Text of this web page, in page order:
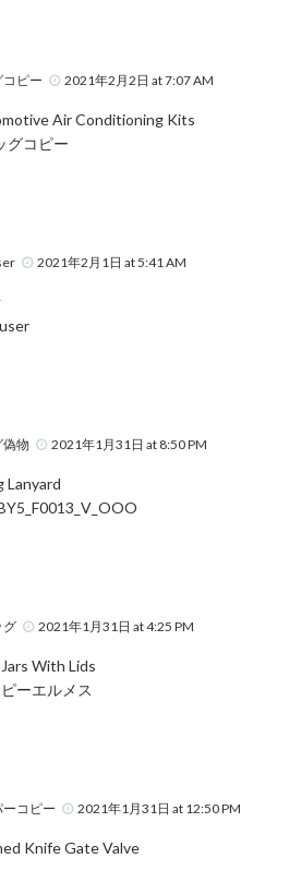
ピー 2021年2月2日 at 7:07 AM
Air Conditioning Kits
グコピー
2021年2月1日 at 5:41 AM
物 2021年1月31日 at 8:50 PM
Lanyard
グ 2021年1月31日 at 4:25 PM
With Lids
ーエルメス
コピー 2021年1月31日 at 12:50 PM
Knife Gate Valve